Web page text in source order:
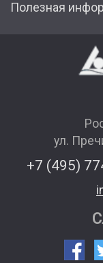
Полезная
ул.
+7 (495)